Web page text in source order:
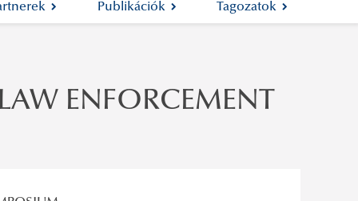
Publikációk Tagozatok
ENFORCEMENT